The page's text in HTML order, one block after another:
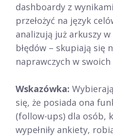
dashboardy z
przełożyć na język
analizują już arkuszy
błędów – skupiają się
naprawczych w swoich
Wskazówka:
się, że posiada ona
(follow-ups) dla osób,
wypełniły ankiety,